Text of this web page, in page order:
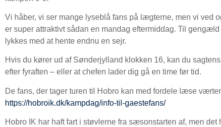
Vi håber, vi ser mange lyseblå fans på lægterne, men vi ved
er super attraktivt sådan en mandag eftermiddag. Til
lykkes med at hente endnu en sejr.
Hvis du kører ud af Sønderjylland klokken 16, kan du
efter fyraften – eller at chefen lader dig gå en time før tid.
De fans, der tager turen til Hobro kan med fordele læse
https://hobroik.dk/kampdag/info-til-gaestefans/
Hobro IK har haft fart i støvlerne fra sæsonstarten af, men